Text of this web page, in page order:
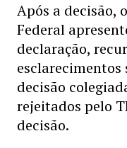
Após a decisão,
Federal
declaração,
esclarecimentos
decisão
rejeitados pelo
decisão.